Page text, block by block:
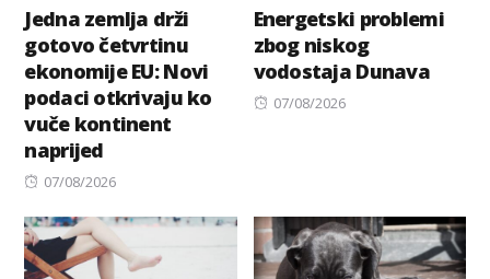
Jedna zemlja drži
gotovo četvrtinu
ekonomije EU: Novi
podaci otkrivaju ko
vuče kontinent
naprijed
Posted
07/08/2026
Energetski problemi
zbog niskog
vodostaja Dunava
Posted
07/08/2026